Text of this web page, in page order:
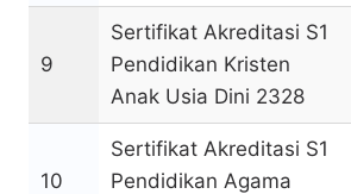
9
Sertifikat Akreditasi S1
Pendidikan Kristen
Anak Usia Dini 2328
10
Sertifikat Akreditasi S1
Pendidikan Agama